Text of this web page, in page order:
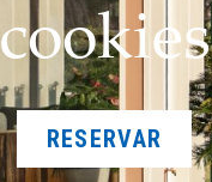
cookies
RESERVAR